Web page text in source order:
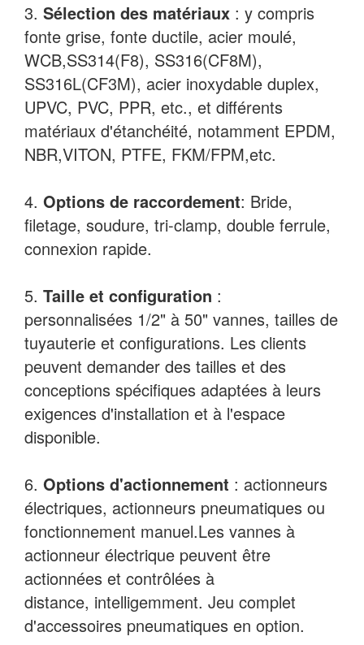
3. Sélection des matériaux : y compris
fonte grise, fonte ductile, acier moulé,
WCB,SS314(F8), SS316(CF8M),
SS316L(CF3M), acier inoxydable duplex,
UPVC, PVC, PPR, etc., et différents
matériaux d'étanchéité, notamment EPDM,
NBR,VITON, PTFE, FKM/FPM,etc.
4. Options de raccordement: Bride,
filetage, soudure, tri-clamp, double ferrule,
connexion rapide.
5. Taille et configuration :
personnalisées 1/2" à 50" vannes, tailles de
tuyauterie et configurations. Les clients
peuvent demander des tailles et des
conceptions spécifiques adaptées à leurs
exigences d'installation et à l'espace
disponible.
6. Options d'actionnement : actionneurs
électriques, actionneurs pneumatiques ou
fonctionnement manuel.Les vannes à
actionneur électrique peuvent être
actionnées et contrôlées à
distance, intelligemment. Jeu complet
d'accessoires pneumatiques en option.